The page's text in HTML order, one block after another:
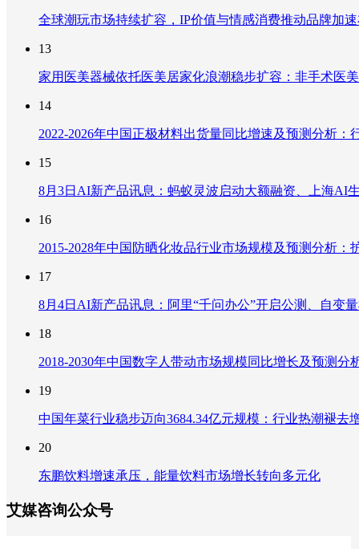
全球潮玩市场持续扩容，IP价值与情感消费推动品牌加
13
家用医美器械依托医美居家化浪潮稳步扩容：非手术医
14
2022-2026年中国正极材料出货量同比增速及预测分析
15
8月3日AI新产品讯息：蚂蚁灵波启动大额融资、上海AI
16
2015-2028年中国防晒化妆品行业市场规模及预测分析
17
8月4日AI新产品讯息：阿里“千问办公”开启公测、自变
18
2018-2030年中国数字人带动市场规模同比增长及预测
19
中国年菜行业稳步迈向3684.34亿元规模：行业热潮褪
20
东鹏饮料增速承压，能量饮料市场增长转向多元化
艾媒咨询公众号